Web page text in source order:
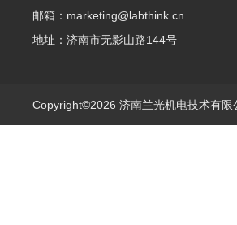
邮箱：marketing@labthink.cn
地址：济南市无影山路144号
Copyright©2026 济南兰光机电技术有